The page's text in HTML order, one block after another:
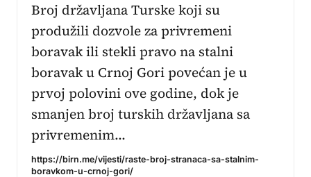
Broj državljana Turske koji su
produžili dozvole za privremeni
boravak ili stekli pravo na stalni
boravak u Crnoj Gori povećan je u
prvoj polovini ove godine, dok je
smanjen broj turskih državljana sa
privremenim…
https://birn.me/vijesti/raste-broj-stranaca-sa-stalnim-
boravkom-u-crnoj-gori/